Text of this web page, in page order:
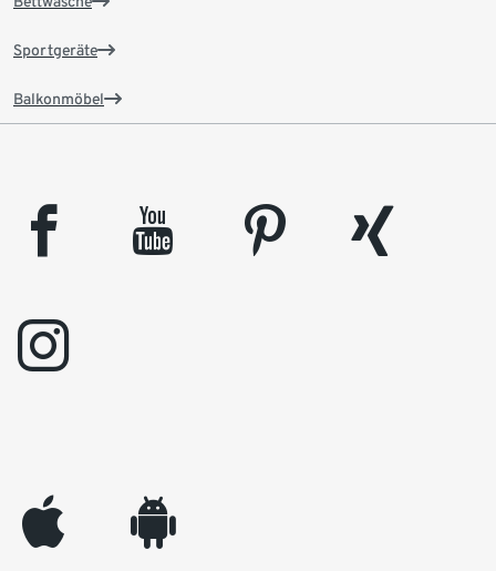
Sportgeräte
Balkonmöbel
facebook youtube pinterest
xing
instagram
appleinc android